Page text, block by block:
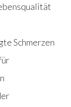
Schmerzen